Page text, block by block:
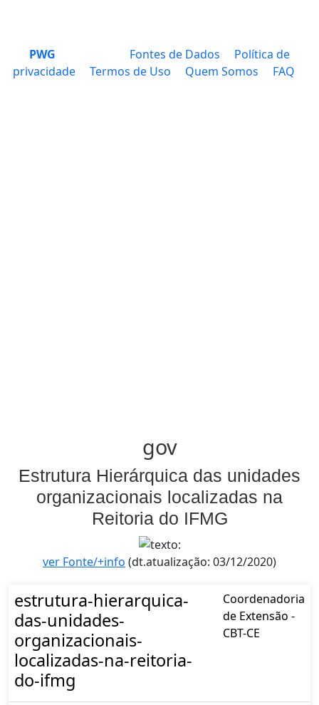
PWG Fontes de Dados
Política de
privacidade
Termos de Uso Quem Somos FAQ
gov
Estrutura Hierárquica das unidades
organizacionais localizadas na
Reitoria do IFMG
ver Fonte/+info (dt.atualização: 03/12/2020)
estrutura-hierarquica-
das-unidades-
organizacionais-
localizadas-na-reitoria-
do-ifmg
Coordenadoria
de Extensão -
CBT-CE